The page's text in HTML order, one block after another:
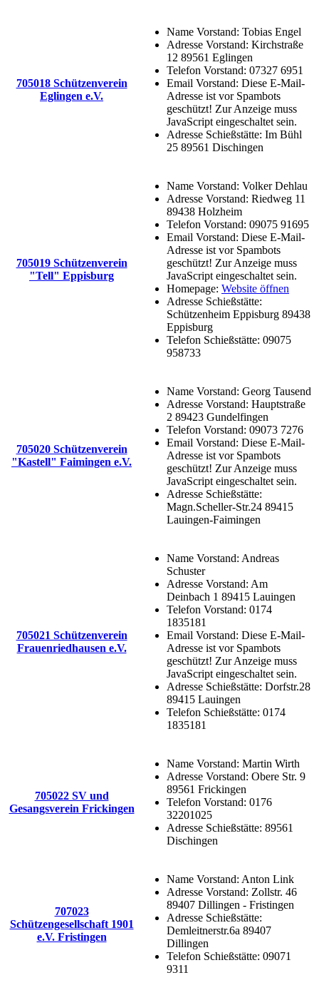
705018 Schützenverein
Eglingen e.V.
Name Vorstand: Tobias Engel
Adresse Vorstand: Kirchstraße
12 89561 Eglingen
Telefon Vorstand: 07327 6951
Email Vorstand: Diese E-Mail-
Adresse ist vor Spambots
geschützt! Zur Anzeige muss
JavaScript eingeschaltet sein.
Adresse Schießstätte: Im Bühl
25 89561 Dischingen
705019 Schützenverein
"Tell" Eppisburg
Name Vorstand: Volker Dehlau
Adresse Vorstand: Riedweg 11
89438 Holzheim
Telefon Vorstand: 09075 91695
Email Vorstand: Diese E-Mail-
Adresse ist vor Spambots
geschützt! Zur Anzeige muss
JavaScript eingeschaltet sein.
Homepage: Website öffnen
Adresse Schießstätte:
Schützenheim Eppisburg 89438
Eppisburg
Telefon Schießstätte: 09075
958733
705020 Schützenverein
"Kastell" Faimingen e.V.
Name Vorstand: Georg Tausend
Adresse Vorstand: Hauptstraße
2 89423 Gundelfingen
Telefon Vorstand: 09073 7276
Email Vorstand: Diese E-Mail-
Adresse ist vor Spambots
geschützt! Zur Anzeige muss
JavaScript eingeschaltet sein.
Adresse Schießstätte:
Magn.Scheller-Str.24 89415
Lauingen-Faimingen
705021 Schützenverein
Frauenriedhausen e.V.
Name Vorstand: Andreas
Schuster
Adresse Vorstand: Am
Deinbach 1 89415 Lauingen
Telefon Vorstand: 0174
1835181
Email Vorstand: Diese E-Mail-
Adresse ist vor Spambots
geschützt! Zur Anzeige muss
JavaScript eingeschaltet sein.
Adresse Schießstätte: Dorfstr.28
89415 Lauingen
Telefon Schießstätte: 0174
1835181
705022 SV und
Gesangsverein Frickingen
Name Vorstand: Martin Wirth
Adresse Vorstand: Obere Str. 9
89561 Frickingen
Telefon Vorstand: 0176
32201025
Adresse Schießstätte: 89561
Dischingen
707023
Schützengesellschaft 1901
e.V. Fristingen
Name Vorstand: Anton Link
Adresse Vorstand: Zollstr. 46
89407 Dillingen - Fristingen
Adresse Schießstätte:
Demleitnerstr.6a 89407
Dillingen
Telefon Schießstätte: 09071
9311